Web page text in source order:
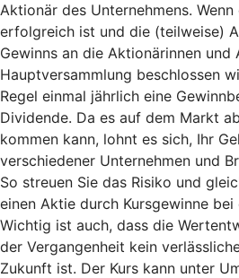
Aktionär des Unternehmens.
erfolgreich ist und die (teilweise)
Gewinns an die Aktionärinnen und
Hauptversammlung beschlossen
Regel einmal jährlich eine
Dividende. Da es auf dem Markt
kommen kann, lohnt es sich, Ihr
verschiedener Unternehmen und
So streuen Sie das Risiko und
einen Aktie durch Kursgewinne bei
Wichtig ist auch, dass die
der Vergangenheit kein
Zukunft ist. Der Kurs kann unter